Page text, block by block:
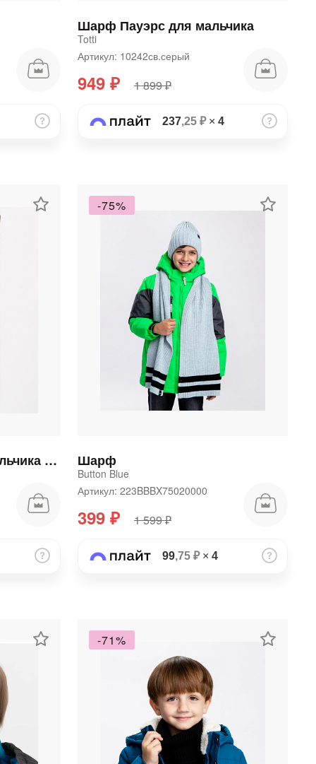
Шарф Пауэрс для мальчика
Totti
Артикул: 10242св.серый
949 ₽ 1 899 ₽
237,25 ₽× 4
Шарф Сантьяго для мальчика и для девочки
-75%
Шарф
Button Blue
Артикул: 223BBBX75020000
399 ₽ 1 599 ₽
99,75 ₽× 4
-71%